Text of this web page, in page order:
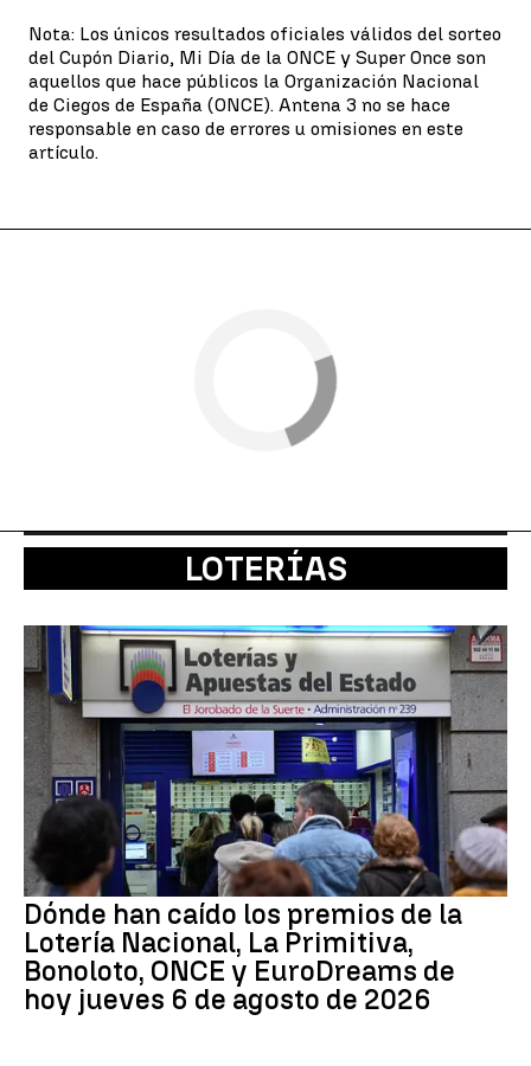
Nota: Los únicos resultados oficiales válidos del sorteo
del Cupón Diario, Mi Día de la ONCE y Super Once son
aquellos que hace públicos la Organización Nacional
de Ciegos de España (ONCE). Antena 3 no se hace
responsable en caso de errores u omisiones en este
artículo.
LOTERÍAS
Dónde han caído los premios de la
Lotería Nacional, La Primitiva,
Bonoloto, ONCE y EuroDreams de
hoy jueves 6 de agosto de 2026